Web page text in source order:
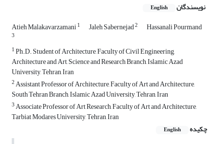
نویسندگان English
Atieh Malakavarzamani1 Jaleh Sabernejad2 Hassanali Pourmand
3
1Ph.D. Student of Architecture, Faculty of Civil Engineering,
Architecture and Art, Science and Research Branch, Islamic Azad
University, Tehran, Iran
2Assistant Professor of Architecture, Faculty of Art and Architecture,
South Tehran Branch, Islamic Azad University, Tehran, Iran
3Associate Professor of Art Research, Faculty of Art and Architecture,
Tarbiat Modares University, Tehran, Iran
چکیده
English